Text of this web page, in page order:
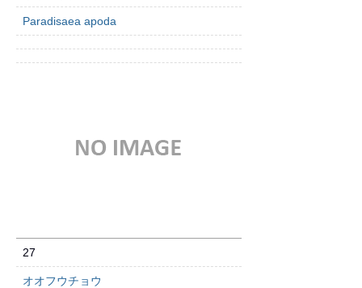
Paradisaea apoda
27
オオフウチョウ